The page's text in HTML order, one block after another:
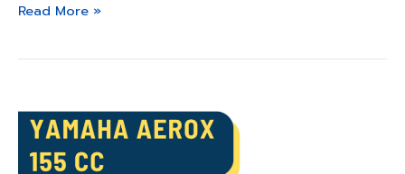
Read More »
Aerox
155
cc